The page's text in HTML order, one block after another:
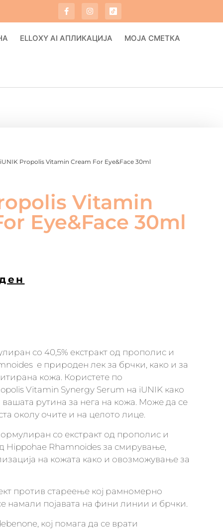
ELLOXY AI АПЛИКАЦИЈА МОЈА СМЕТКА
Propolis Vitamin Cream For Eye&Face 30ml
Vitamin
Eye&Face 30ml
со 40,5% екстракт од прополис и
е природен лек за брчки, како и за
кожа. Користете по
Vitamin Synergy Serum на iUNIK како
рутина за нега на кожа. Може да се
околу очите и на целото лице.
со екстракт од прополис и
Hippohae Rhamnoides за смирување,
на кожата како и овозможување за
против стареење кој рамномерно
намали појавата на фини линии и брчки.
кој помага да се врати